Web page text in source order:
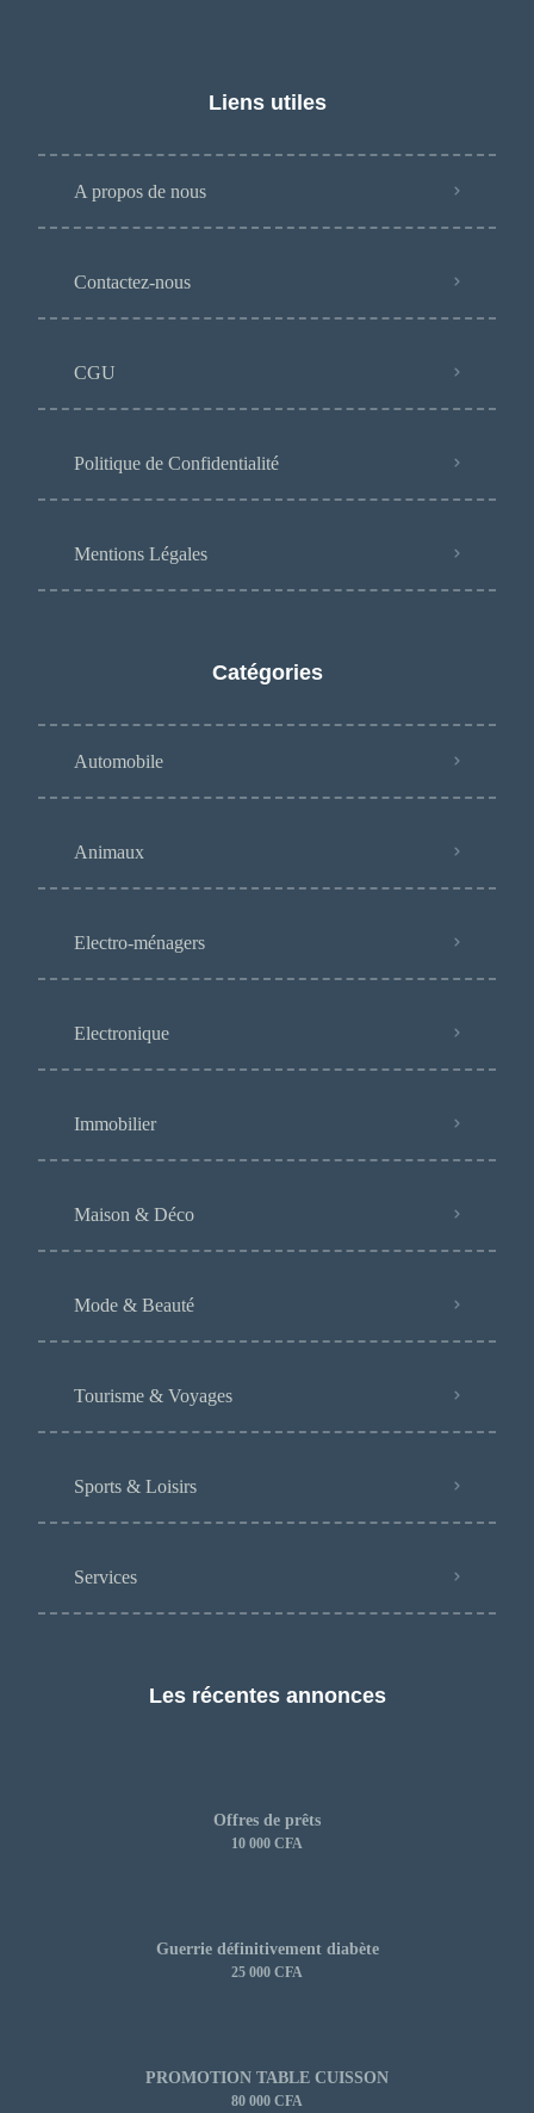
Liens utiles
A propos de nous
Contactez-nous
CGU
Politique de Confidentialité
Mentions Légales
Catégories
Automobile
Animaux
Electro-ménagers
Electronique
Immobilier
Maison & Déco
Mode & Beauté
Tourisme & Voyages
Sports & Loisirs
Services
Les récentes annonces
Offres de prêts
10 000 CFA
Guerrie définitivement diabète
25 000 CFA
PROMOTION TABLE CUISSON
80 000 CFA